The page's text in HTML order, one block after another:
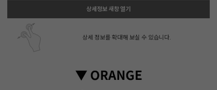
상세정보 새창 열기
상세 정보를 확대해 보실 수 있습니다.